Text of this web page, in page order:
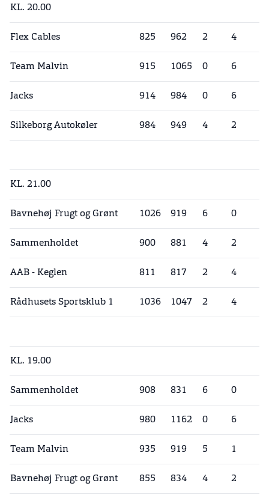
KL. 20.00
Flex Cables 825 962 2 4
Team Malvin 915 1065 0 6
Jacks 914 984 0 6
Silkeborg Autokøler 984 949 4 2
KL. 21.00
Bavnehøj Frugt og Grønt 1026 919 6 0
Sammenholdet 900 881 4 2
AAB - Keglen 811 817 2 4
Rådhusets Sportsklub 1 1036 1047 2 4
KL. 19.00
Sammenholdet 908 831 6 0
Jacks 980 1162 0 6
Team Malvin 935 919 5 1
Bavnehøj Frugt og Grønt 855 834 4 2